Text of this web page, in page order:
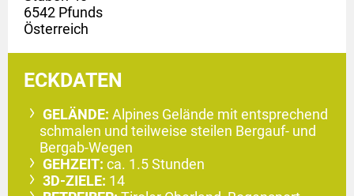
6542 Pfunds
Österreich
ECKDATEN
GELÄNDE: Alpines Gelände mit entsprechend
schmalen und teilweise steilen Bergauf- und
Bergab-Wegen
GEHZEIT: ca. 1.5 Stunden
3D-ZIELE: 14